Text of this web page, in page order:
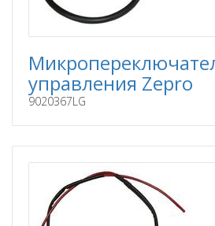
управления Zepro
9020367LG